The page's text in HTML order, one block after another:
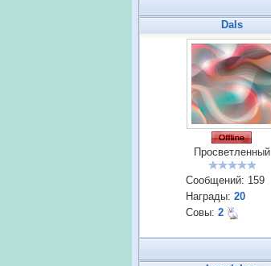
Dals
Просветленный
Сообщений: 159
Награды: 20
Совы: 2